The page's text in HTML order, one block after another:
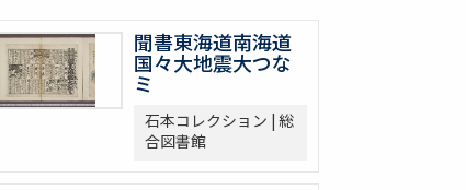
聞書東海道南海道
国々大地震大つな
ミ
石本コレクション | 総
合図書館